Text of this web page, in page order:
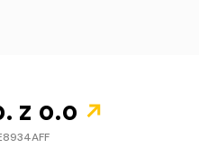
z o.o